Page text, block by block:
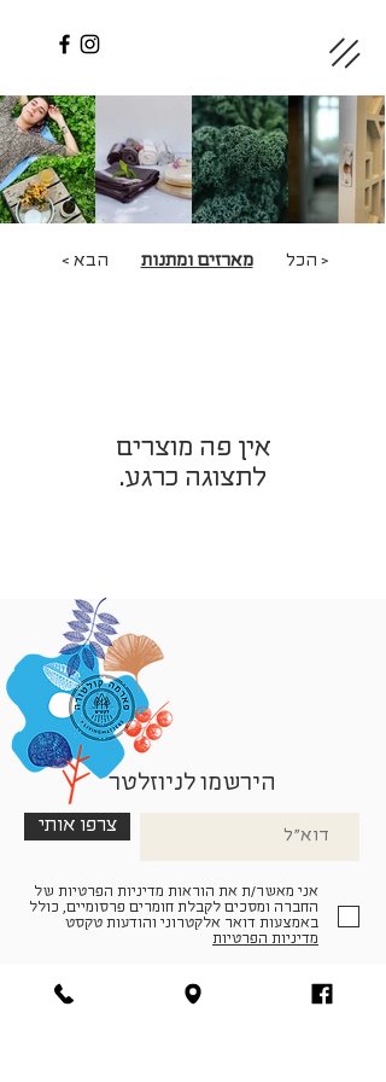
< הכלמארזים ומתנות הבא >
לתצוגה כרגע.
הירשמו לניוזלטר
צרפו אותי
אני מאשר/ת את הוראות מדיניות הפרטיות של
החברה ומסכים לקבלת חומרים פרסומיים, כולל
באמצעות דואר אלקטרוני והודעות טקסט
מדיניות הפרטיות